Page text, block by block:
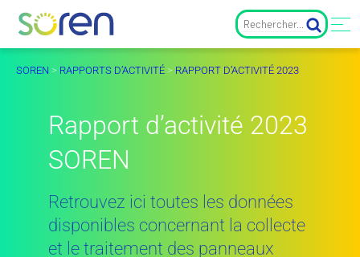
SOREN > RAPPORTS D’ACTIVITÉ > RAPPORT D’ACTIVITÉ 2023
Rapport d’activité 2023
SOREN
Retrouvez ici toutes les données
disponibles concernant la collecte
et le traitement des panneaux